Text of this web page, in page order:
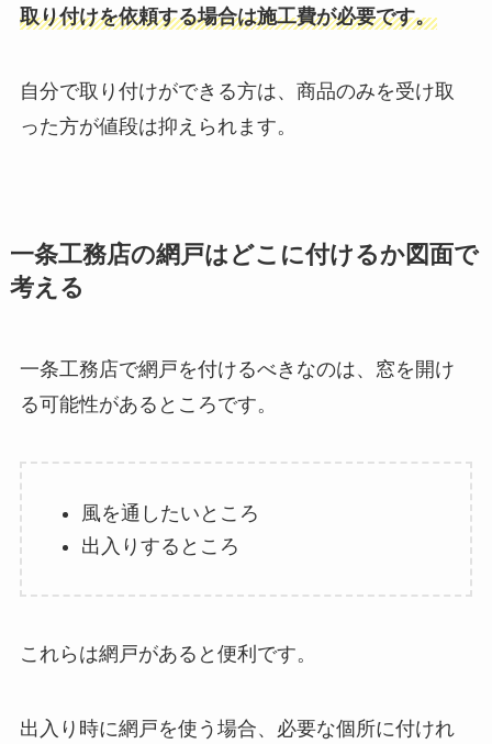
取り付けを依頼する場合は施工費が必要です。
自分で取り付けができる方は、商品のみを受け取
った方が値段は抑えられます。
一条工務店の網戸はどこに付けるか図面で
考える
一条工務店で網戸を付けるべきなのは、窓を開け
る可能性があるところです。
風を通したいところ
出入りするところ
これらは網戸があると便利です。
出入り時に網戸を使う場合、必要な個所に付けれ